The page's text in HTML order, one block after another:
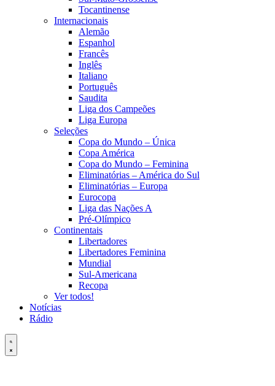
Tocantinense
Internacionais
Alemão
Espanhol
Francês
Inglês
Italiano
Português
Saudita
Liga dos Campeões
Liga Europa
Seleções
Copa do Mundo – Única
Copa América
Copa do Mundo – Feminina
Eliminatórias – América do Sul
Eliminatórias – Europa
Eurocopa
Liga das Nações A
Pré-Olímpico
Continentais
Libertadores
Libertadores Feminina
Mundial
Sul-Americana
Recopa
Ver todos!
Notícias
Rádio